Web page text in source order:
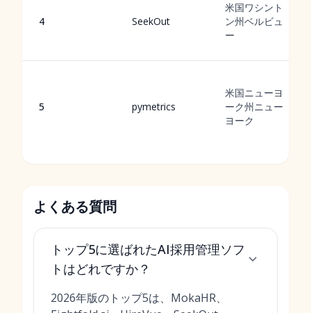
4 SeekOut
米国ワシント
ン州ベルビュ
ー
5 pymetrics
米国ニューヨ
ーク州ニュー
ヨーク
よくある質問
トップ5に選ばれたAI採用管理ソフ
トはどれですか？
2026年版のトップ5は、MokaHR、